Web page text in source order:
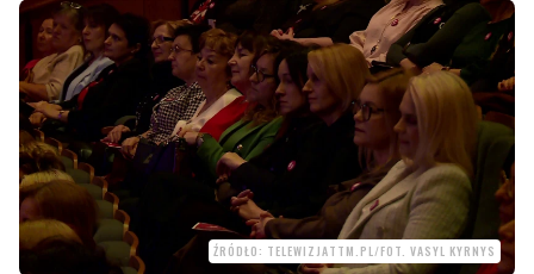
ŹRÓDŁO: TELEWIZJATTM.PL/FOT. VASYL KYRNYS
Filharmonia Kaszubska w Wejherowie przybrała różowe barwy.
Wszystko przez „Galę dla Kobiet”, która zorganizowana w niej